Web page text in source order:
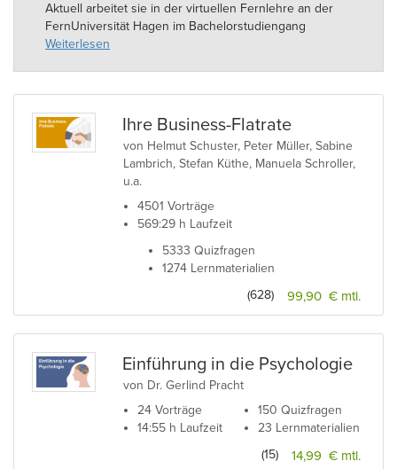
Aktuell arbeitet sie in der virtuellen Fernlehre an der
FernUniversität Hagen im Bachelorstudiengang
Psychologie. Freiberuflich liegt ihr Schwerpunkt im
Gesundheitsmanagement und Führung.
Weitere Informationen finden Sie hier:
http://www.gerlind-pracht.de
Weiterlesen
Ihre Business-Flatrate
von Helmut Schuster, Peter Müller, Sabine
Lambrich, Stefan Küthe, Manuela Schroller,
u.a.
4501 Vorträge
569:29 h Laufzeit
5333 Quizfragen
1274 Lernmaterialien
99,90 € mtl.
(628)
Einführung in die Psychologie
von Dr. Gerlind Pracht
24 Vorträge
14:55 h Laufzeit
150 Quizfragen
23 Lernmaterialien
14,99 € mtl.
(15)